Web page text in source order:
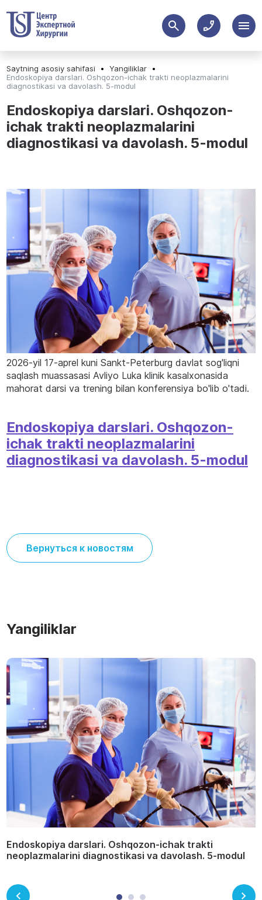
Saytning asosiy sahifasi
Yangiliklar
Endoskopiya darslari. Oshqozon-ichak trakti neoplazmalarini
diagnostikasi va davolash. 5-modul
Endoskopiya darslari. Oshqozon-
ichak trakti neoplazmalarini
diagnostikasi va davolash. 5-modul
2026-yil 17-aprel kuni Sankt-Peterburg davlat sog'liqni
saqlash muassasasi Avliyo Luka klinik kasalxonasida
mahorat darsi va trening bilan konferensiya bo'lib o'tadi.
Endoskopiya darslari. Oshqozon-
ichak trakti neoplazmalarini
diagnostikasi va davolash. 5-modul
Вернуться к новостям
Yangiliklar
Endoskopiya darslari. Oshqozon-ichak trakti
neoplazmalarini diagnostikasi va davolash. 5-modul